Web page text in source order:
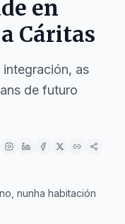
en
Cáritas
as
de futuro
nunha habitación